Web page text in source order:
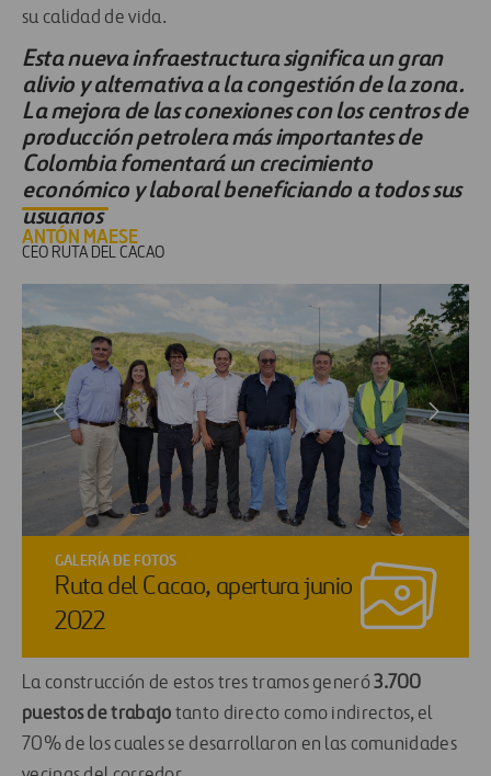
su calidad de vida.
Esta nueva infraestructura significa un gran
alivio y alternativa a la congestión de la zona.
La mejora de las conexiones con los centros de
producción petrolera más importantes de
Colombia fomentará un crecimiento
económico y laboral beneficiando a todos sus
usuarios
ANTÓN MAESE
CEO RUTA DEL CACAO
GALERÍA DE FOTOS
Ruta del Cacao, apertura junio
2022
La construcción de estos tres tramos generó3.700
puestos de trabajo tanto directo como indirectos, el
70% de los cuales se desarrollaron en las comunidades